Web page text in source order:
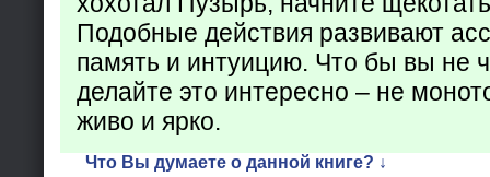
Подобные действия развивают
память и интуицию. Что бы вы не
делайте это интересно – не
живо и ярко.
Что Вы думаете о данной книге? ↓